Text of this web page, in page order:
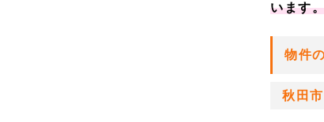
います
物件
秋田市